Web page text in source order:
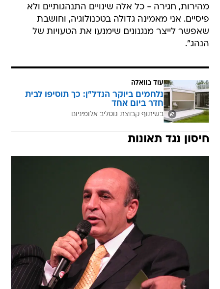
מהירות, חגירה - כל אלה שינויים התנהגותיים ולא
פיסיים. אני מאמינה גדולה בטכנולוגיה, וחושבת
שאפשר לייצר מנגנונים שימנעו את הטעויות של
הנהג".
עוד בוואלה
נלחמים ביוקר הנדל"ן: כך תוסיפו לבית
חדר ביום אחד
בשיתוף קבוצת גוטליב אלומיניום
חיסון נגד תאונות